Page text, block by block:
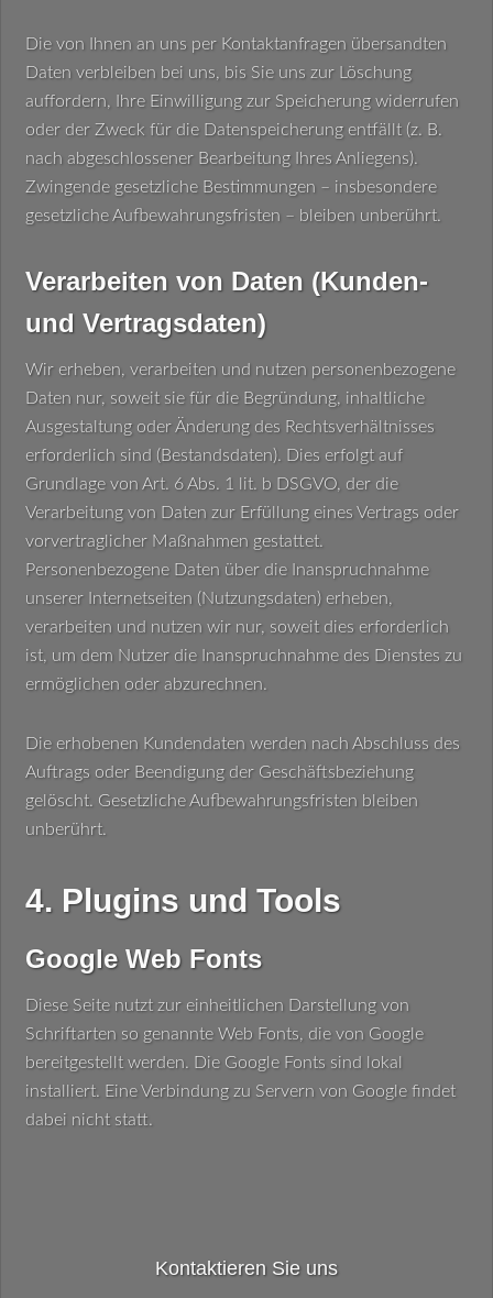
Die von Ihnen an uns per Kontaktanfragen übersandten
Daten verbleiben bei uns, bis Sie uns zur Löschung
auffordern, Ihre Einwilligung zur Speicherung widerrufen
oder der Zweck für die Datenspeicherung entfällt (z. B.
nach abgeschlossener Bearbeitung Ihres Anliegens).
Zwingende gesetzliche Bestimmungen – insbesondere
gesetzliche Aufbewahrungsfristen – bleiben unberührt.
Verarbeiten von Daten (Kunden-
und Vertragsdaten)
Wir erheben, verarbeiten und nutzen personenbezogene
Daten nur, soweit sie für die Begründung, inhaltliche
Ausgestaltung oder Änderung des Rechtsverhältnisses
erforderlich sind (Bestandsdaten). Dies erfolgt auf
Grundlage von Art. 6 Abs. 1 lit. b DSGVO, der die
Verarbeitung von Daten zur Erfüllung eines Vertrags oder
vorvertraglicher Maßnahmen gestattet.
Personenbezogene Daten über die Inanspruchnahme
unserer Internetseiten (Nutzungsdaten) erheben,
verarbeiten und nutzen wir nur, soweit dies erforderlich
ist, um dem Nutzer die Inanspruchnahme des Dienstes zu
ermöglichen oder abzurechnen.
Die erhobenen Kundendaten werden nach Abschluss des
Auftrags oder Beendigung der Geschäftsbeziehung
gelöscht. Gesetzliche Aufbewahrungsfristen bleiben
unberührt.
4. Plugins und Tools
Google Web Fonts
Diese Seite nutzt zur einheitlichen Darstellung von
Schriftarten so genannte Web Fonts, die von Google
bereitgestellt werden. Die Google Fonts sind lokal
installiert. Eine Verbindung zu Servern von Google findet
dabei nicht statt.
Kontaktieren Sie uns